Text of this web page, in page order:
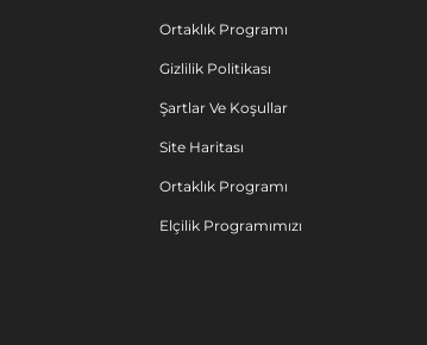
Ortaklık Programı
Gizlilik Politikası
Şartlar Ve Koşullar
Site Haritası
Ortaklık Programı
Elçilik Programımızı